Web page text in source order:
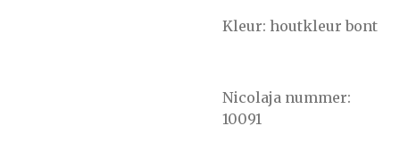
Kleur: houtkleur bont
Nicolaja nummer:
10091